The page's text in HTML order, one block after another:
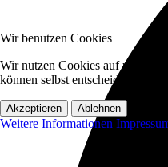
Wir benutzen Cookies
Wir nutzen Cookies auf unserer
können selbst entscheiden, ob
Akzeptieren Ablehnen
Weitere Informationen